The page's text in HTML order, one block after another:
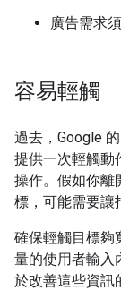
廣告需求
容易輕觸
過去，Google
提供一次輕觸動
操作。假如你離
標，可能需要讓
確保輕觸目標夠
量的使用者輸入
於改善這些資訊